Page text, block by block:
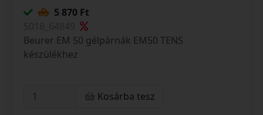
5 870 Ft
Beurer EM 50 gélpárnák EM50 TENS
készülékhez
Kosárba tesz